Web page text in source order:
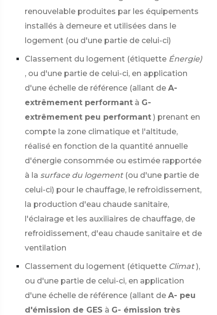
renouvelable produites par les équipements
installés à demeure et utilisées dans le
logement (ou d'une partie de celui-ci)
Classement du logement (étiquette Énergie)
, ou d'une partie de celui-ci, en application
d'une échelle de référence (allant de A-
extrêmement performant à G-
extrêmement peu performant ) prenant en
compte la zone climatique et l'altitude,
réalisé en fonction de la quantité annuelle
d'énergie consommée ou estimée rapportée
à la surface du logement (ou d'une partie de
celui-ci) pour le chauffage, le refroidissement,
la production d'eau chaude sanitaire,
l'éclairage et les auxiliaires de chauffage, de
refroidissement, d'eau chaude sanitaire et de
ventilation
Classement du logement (étiquette Climat ),
ou d'une partie de celui-ci, en application
d'une échelle de référence (allant de A- peu
d'émission de GES à G- émission très